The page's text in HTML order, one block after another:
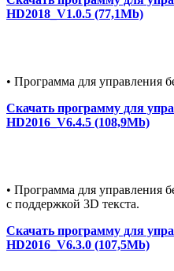
HD2018_V1.0.5 (77,1Mb)
• Программа для управления
Скачать программу для
HD2016_V6.4.5 (108,9Mb)
• Программа для управления
с поддержкой 3D текста.
Скачать программу для
HD2016_V6.3.0 (107,5Mb)